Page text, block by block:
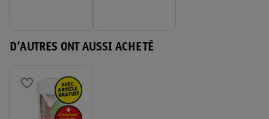
D’AUTRES ONT AUSSI ACHETÉ